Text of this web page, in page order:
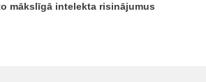
mākslīgā intelekta risinājumus